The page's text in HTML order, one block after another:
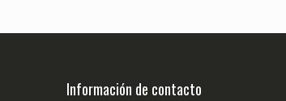
Información de contacto